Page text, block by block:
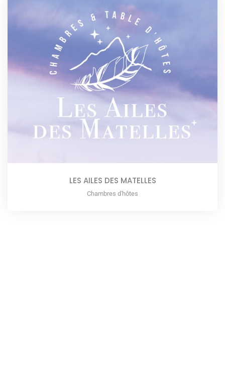
LES AILES DES MATELLES
Chambres d'hôtes